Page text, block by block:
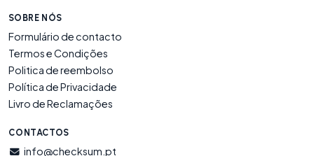
SOBRE NÓS
Formulário de contacto
Termos e Condições
Politica de reembolso
Política de Privacidade
Livro de Reclamações
CONTACTOS
info@checksum.pt